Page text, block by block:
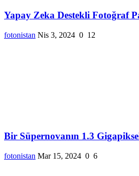
Yapay Zeka Destekli Fotoğraf
fotonistan Nis 3, 2024 0 12
Bir Süpernovanın 1.3
fotonistan Mar 15, 2024 0 6